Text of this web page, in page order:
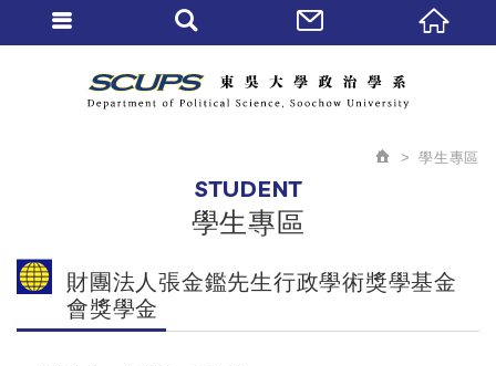
學生專區
STUDENT
學生專區
財團法人張金鑑先生行政學術獎學基金
會獎學金